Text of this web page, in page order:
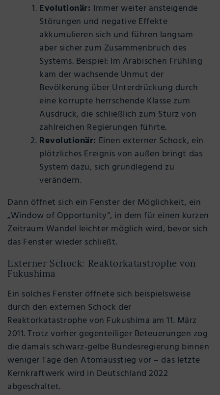
Evolutionär: Immer weiter ansteigende
Störungen und negative Effekte
akkumulieren sich und führen langsam
aber sicher zum Zusammenbruch des
Systems. Beispiel: Im Arabischen Frühling
kam der wachsende Unmut der
Bevölkerung über Unterdrückung durch
eine korrupte herrschende Klasse zum
Ausdruck, die schließlich zum Sturz von
zahlreichen Regierungen führte.
Revolutionär: Einen externer Schock, ein
plötzliches Ereignis von außen bringt das
System dazu, sich grundlegend zu
verändern.
Dann öffnet sich ein Fenster der Möglichkeit, ein
„Window of Opportunity“, in dem für einen kurzen
Zeitraum Wandel leichter möglich wird, bevor sich
das Fenster wieder schließt.
Externer Schock: Reaktorkatastrophe von
Fukushima
Ein solches Fenster öffnete sich beispielsweise
durch den externen Schock der
Reaktorkatastrophe von Fukushima am 11. März
2011. Trotz vorher gegenteiliger Beteuerungen zog
die damals schwarz-gelbe Bundesregierung binnen
weniger Tage den Atomausstieg vor – das letzte
Kernkraftwerk wird in Deutschland 2022
abgeschaltet.